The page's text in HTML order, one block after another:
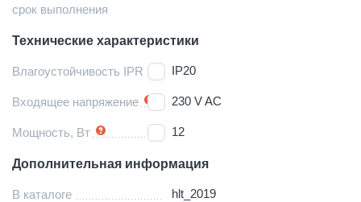
срок выполнения
Технические характеристики
Влагоустойчивость IPR IP20
Входящее напряжение 230 V AC
Мощность, Вт 12
Дополнительная информация
В каталоге hlt_2019